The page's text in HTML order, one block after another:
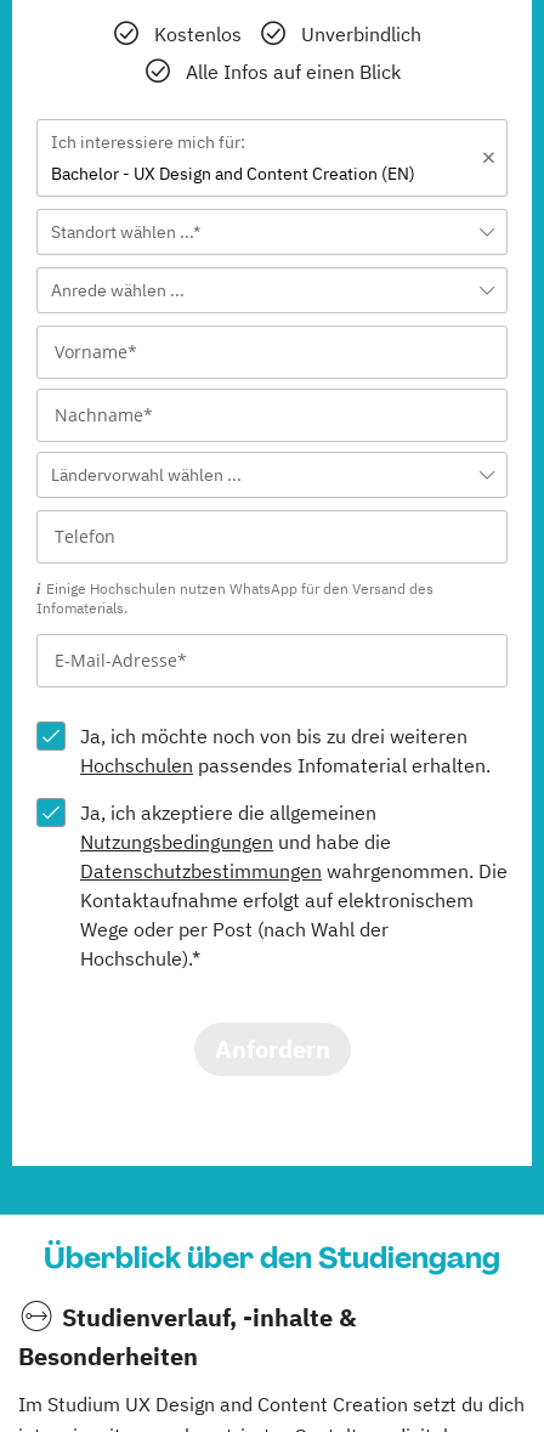
Kostenlos
Unverbindlich
Alle Infos auf einen Blick
Ich interessiere mich für:
Bachelor - UX Design and Content Creation (EN)
Standort wählen ...*
Anrede wählen ...
Ländervorwahl wählen ...
Einige Hochschulen nutzen WhatsApp für den Versand des
Infomaterials.
Ja, ich möchte noch von bis zu drei weiteren
Hochschulen passendes Infomaterial erhalten.
Ja, ich akzeptiere die allgemeinen
Nutzungsbedingungen und habe die
Datenschutzbestimmungen wahrgenommen. Die
Kontaktaufnahme erfolgt auf elektronischem
Wege oder per Post (nach Wahl der
Hochschule).*
Überblick über den Studiengang
Studienverlauf, -inhalte &
Besonderheiten
Im Studium UX Design and Content Creation setzt du dich